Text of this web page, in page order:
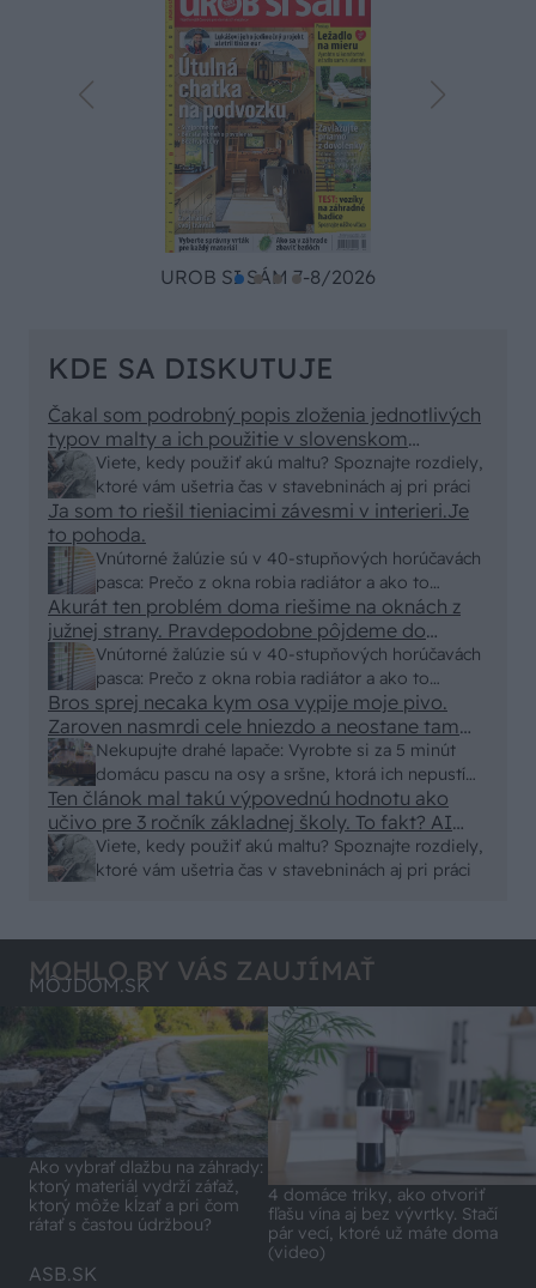
UROB SI SÁM 7-8/2026
KDE SA DISKUTUJE
Viete, kedy použiť akú maltu? Spoznajte rozdiely,
ktoré vám ušetria čas v stavebninách aj pri práci
Čakal som podrobný popis zloženia jednotlivých
typov malty a ich použitie v slovenskom
prostredí, no dostal som len pár primitívnych rád
o výbere vriec v stavebninách. Kde sa podel
názov a zmysel časopisu "Urob si sám" ? To
skutočne už nemáme na Slovensku "fachmanov"!
Vypadá to tak že za pár rokov nám budú stavať
chaty a chalupy číňania a použijú BAMBUS !!!
Vnútorné žalúzie sú v 40-stupňových horúčavách
pasca: Prečo z okna robia radiátor a ako to
vyriešiť za pár eur?
Ja som to riešil tieniacimi závesmi v interieri.Je
to pohoda.
Vnútorné žalúzie sú v 40-stupňových horúčavách
pasca: Prečo z okna robia radiátor a ako to
vyriešiť za pár eur?
Akurát ten problém doma riešime na oknách z
južnej strany. Pravdepodobne pôjdeme do
vonkajšieho tienenia na spôsob markízy
250x150cm. Čínsky predajcovia idú okolo 100
eur kus.
Nekupujte drahé lapače: Vyrobte si za 5 minút
domácu pascu na osy a sršne, ktorá ich nepustí
von
Bros sprej necaka kym osa vypije moje pivo.
Zaroven nasmrdi cele hniezdo a neostane tam
nic zive. Vasa pasca naucinke moc efektivne.
Skor pritiahne slimaky
Viete, kedy použiť akú maltu? Spoznajte rozdiely,
ktoré vám ušetria čas v stavebninách aj pri práci
Ten článok mal takú výpovednú hodnotu ako
učivo pre 3 ročník základnej školy. To fakt? AI
alebo nejaka kniha z VŠ? Dnešné rychlotvrdnuce
malty - pevnosť 40 Mpa a doba schnutia tak 15
MOHLO BY VÁS ZAUJÍMAŤ
MÔJDOM.SK
Ako vybrať dlažbu na záhrady:
ktorý materiál vydrží záťaž,
ktorý môže kĺzať a pri čom
rátať s častou údržbou?
4 domáce triky, ako otvoriť
fľašu vína aj bez vývrtky. Stačí
pár vecí, ktoré už máte doma
(video)
ASB.SK